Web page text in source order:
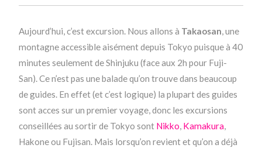
Aujourd’hui, c’est excursion. Nous allons à Takaosan, une
montagne accessible aisément depuis Tokyo puisque à 40
minutes seulement de Shinjuku (face aux 2h pour Fuji-
San). Ce n’est pas une balade qu’on trouve dans beaucoup
de guides. En effet (et c’est logique) la plupart des guides
sont acces sur un premier voyage, donc les excursions
conseillées au sortir de Tokyo sont Nikko, Kamakura,
Hakone ou Fujisan. Mais lorsqu’on revient et qu’on a déjà